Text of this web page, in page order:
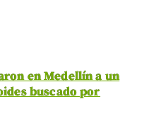
en Medellín a un
buscado por